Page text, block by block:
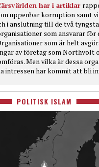
har i artiklar
uppenbar korruption samt
i anslutning till de två
som ansvarar för
som är helt
av företag som Northvolt
Men vilka är dessa
intressen har kommit att bli
POLITISK ISLAM